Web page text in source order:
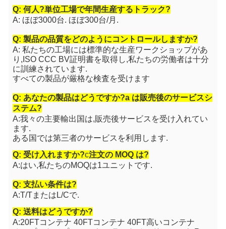
Q: 何人?単位工場で年間生産するトラック?
A: ほぼ3000台. ほぼ300台/月.
Q: 製品の品質をどのようにコントロールしますか?
A: 私たちの工場には標準的な生産ワークショップがあ
り,ISO CCC BV証明書を取得し,私たちの労働者は十分
に訓練されています.
すべての製品が厳格な検査を受けます
Q: あなたの製品はどうですか?a は販売後のサービスシ
ステム?
A:我々の主要輸出国は,販売後サービスを受け入れてい
ます.
ある国では第三者のサービスを利用します.
Q: 受け入れますか?c注文の MOQ は?
A:はい,私たちのMOQは1ユニットです.
Q: 支払い条件は?
A:T/TまたはL/Cで.
Q: 送料はどうですか?
A:20FTコンテナ 40FTコンテナ 40FT高いコンテナ